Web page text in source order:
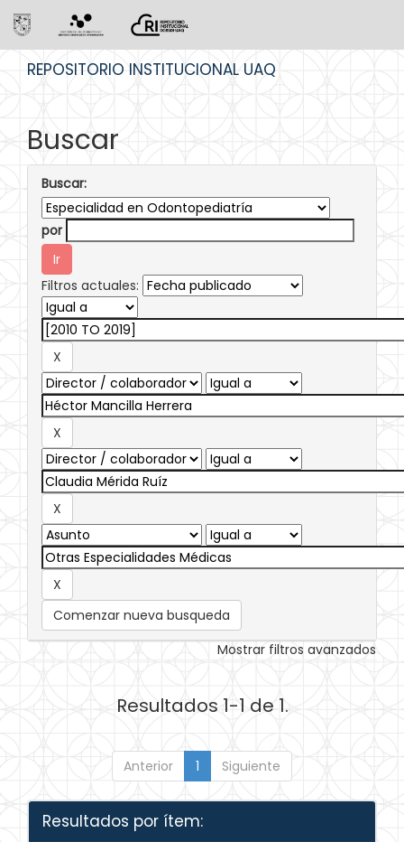
REPOSITORIO INSTITUCIONAL UAQ
Buscar
Buscar:
por
Filtros actuales:
Comenzar nueva busqueda
Mostrar filtros avanzados
Resultados 1-1 de 1.
Anterior 1 Siguiente
Resultados por ítem: